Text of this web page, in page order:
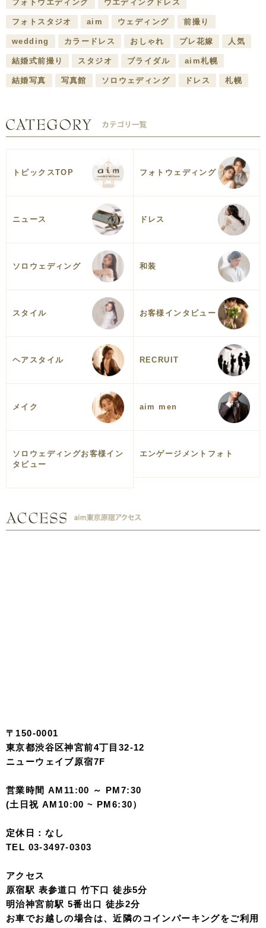
フォトウエディング ウエディングドレス
フォトスタジオ aim ウェディング 前撮り
wedding カラードレス おしゃれ プレ花嫁 人気
結婚式前撮り スタジオ ブライダル aim札幌
結婚写真 写真館 ソロウェディング ドレス 札幌
トピックスTOP フォトウェディング
ニュース ドレス
ソロウェディング 和装
スタイル お客様インタビュー
ヘアスタイル RECRUIT
メイク aim men
ソロウェディングお客様イン
タビュー
エンゲージメントフォト
〒150-0001
東京都渋谷区神宮前4丁目32-12
ニューウェイブ原宿7F
営業時間 AM11:00 ～ PM7:30
(土日祝 AM10:00 ~ PM6:30）
定休日：なし
TEL 03-3497-0303
アクセス
原宿駅 表参道口 竹下口 徒歩5分
明治神宮前駅 5番出口 徒歩2分
お車でお越しの場合は、近隣のコインパーキングをご利用